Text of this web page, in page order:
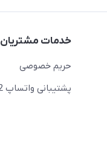
خدمات مشتریان
حریم خصوصی
پشتیبانی واتساپ 09397003162